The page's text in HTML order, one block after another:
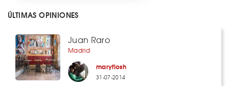
ÚLTIMAS OPINIONES
Juan Raro
Madrid
maryflosh
31-07-2014